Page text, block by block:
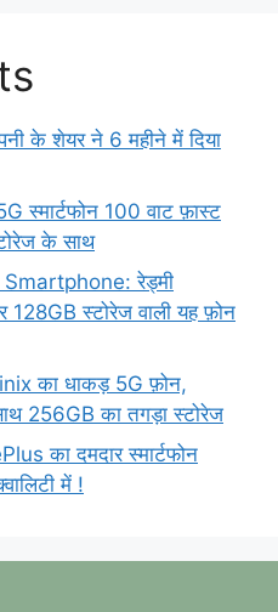
के शेयर ने 6 महीने में दिया
स्मार्टफोन 100 वाट फ़ास्ट
के साथ
रेड्मी
स्टोरेज वाली यह फ़ोन
का धाकड़ 5G फ़ोन,
256GB का तगड़ा स्टोरेज
का दमदार स्मार्टफोन
में !